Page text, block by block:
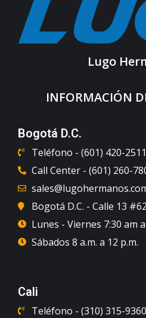
Lugo
INFORMACIÓN
Bogotá D.C.
Teléfono - (601) 420-2511
Call Center - (601) 260-
Bogotá D.C. - Calle 13
Lunes - Viernes 7:30 am
Sábados 8 a.m. a 12 p.m.
Cali
Teléfono - (310) 315-9360